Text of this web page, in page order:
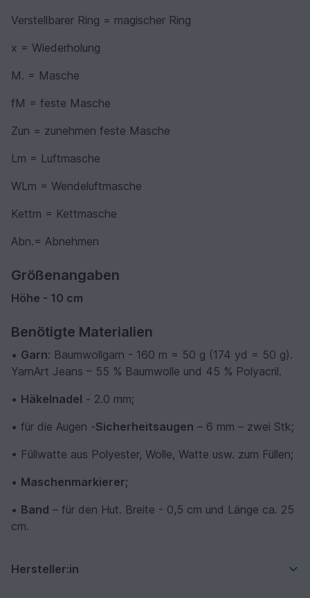
Verstellbarer Ring = magischer Ring
x = Wiederholung
M. = Masche
fM = feste Masche
Zun = zunehmen feste Masche
Lm = Luftmasche
WLm = Wendeluftmasche
Kettm = Kettmasche
Abn.= Abnehmen
Größenangaben
Höhe - 10 cm
Benötigte Materialien
• Garn: Baumwollgarn - 160 m = 50 g (174 yd = 50 g).
YarnArt Jeans – 55 % Baumwolle und 45 % Polyacril.
• Häkelnadel - 2.0 mm;
• für die Augen -Sicherheitsaugen – 6 mm – zwei Stk;
• Füllwatte aus Polyester, Wolle, Watte usw. zum Füllen;
• Maschenmarkierer;
• Band – für den Hut. Breite - 0,5 cm und Länge ca. 25
cm.
Hersteller:in